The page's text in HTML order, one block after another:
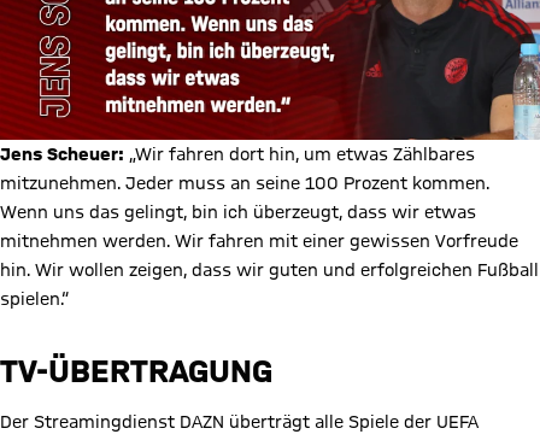
Jens Scheuer: „Wir fahren dort hin, um etwas Zählbares
mitzunehmen. Jeder muss an seine 100 Prozent kommen.
Wenn uns das gelingt, bin ich überzeugt, dass wir etwas
mitnehmen werden. Wir fahren mit einer gewissen Vorfreude
hin. Wir wollen zeigen, dass wir guten und erfolgreichen Fußball
spielen.“
TV-ÜBERTRAGUNG
Der Streamingdienst DAZN überträgt alle Spiele der UEFA